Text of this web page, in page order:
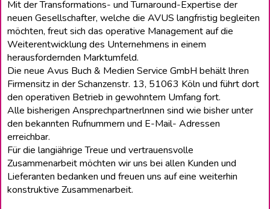
Mit der Transformations- und Turnaround-Expertise der
neuen Gesellschafter, welche die AVUS langfristig begleiten
möchten, freut sich das operative Management auf die
Weiterentwicklung des Unternehmens in einem
herausfordernden Marktumfeld.
Die neue Avus Buch & Medien Service GmbH behält lhren
Firmensitz in der Schanzenstr. 13, 51063 Köln und führt dort
den operativen Betrieb in gewohntem Umfang fort.
Alle bisherigen Ansprechpartnerlnnen sind wie bisher unter
den bekannten Rufnummern und E-Mail- Adressen
erreichbar.
Für die langiährige Treue und vertrauensvolle
Zusammenarbeit möchten wir uns bei allen Kunden und
Lieferanten bedanken und freuen uns auf eine weiterhin
konstruktive Zusammenarbeit.